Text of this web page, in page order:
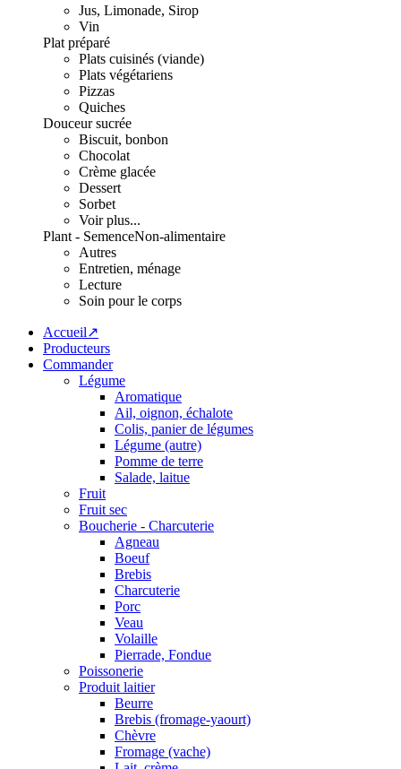
Jus, Limonade, Sirop
Vin
Plat préparé
Plats cuisinés (viande)
Plats végétariens
Pizzas
Quiches
Douceur sucrée
Biscuit, bonbon
Chocolat
Crème glacée
Dessert
Sorbet
Voir plus...
Plant - SemenceNon-alimentaire
Autres
Entretien, ménage
Lecture
Soin pour le corps
Accueil↗
Producteurs
Commander
Légume
Aromatique
Ail, oignon, échalote
Colis, panier de légumes
Légume (autre)
Pomme de terre
Salade, laitue
Fruit
Fruit sec
Boucherie - Charcuterie
Agneau
Boeuf
Brebis
Charcuterie
Porc
Veau
Volaille
Pierrade, Fondue
Poissonerie
Produit laitier
Beurre
Brebis (fromage-yaourt)
Chèvre
Fromage (vache)